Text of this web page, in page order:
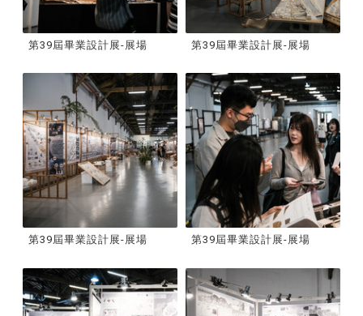
第39屆畢業設計展-展場 第39屆畢業設計展-展場
第39屆畢業設計展-展場 第39屆畢業設計展-展場